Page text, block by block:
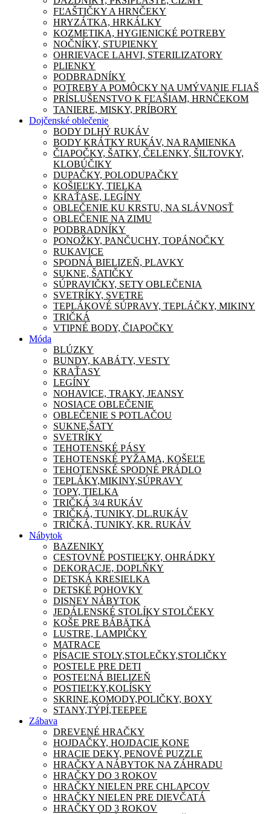
FĽAŠTIČKY A HRNČEKY
HRYZÁTKA, HRKÁLKY
KOZMETIKA, HYGIENICKÉ POTREBY
NOČNÍKY, STUPIENKY
OHRIEVACE LAHVI, STERILIZATORY
PLIENKY
PODBRADNÍKY
POTREBY A POMÔCKY NA UMÝVANIE FLIAŠ
PRÍSLUŠENSTVO K FĽAŠIAM, HRNČEKOM
TANIERE, MISKY, PRÍBORY
Dojčenské oblečenie
BODY DLHÝ RUKÁV
BODY KRÁTKY RUKÁV, NA RAMIENKA
ČIAPOČKY, ŠATKY, ČELENKY, ŠILTOVKY,
KLOBÚČIKY
DUPAČKY, POLODUPAČKY
KOŠIEĽKY, TIELKA
KRAŤASE, LEGÍNY
OBLEČENIE KU KRSTU, NA SLÁVNOSŤ
OBLEČENIE NA ZIMU
PODBRADNÍKY
PONOŽKY, PANČUCHY, TOPÁNOČKY
RUKAVICE
SPODNÁ BIELIZEŇ, PLAVKY
SUKNE, ŠATIČKY
SÚPRAVIČKY, SETY OBLEČENIA
SVETRÍKY, SVETRE
TEPLÁKOVÉ SÚPRAVY, TEPLÁČKY, MIKINY
TRIČKÁ
VTIPNÉ BODY, ČIAPOČKY
Móda
BLÚZKY
BUNDY, KABÁTY, VESTY
KRAŤASY
LEGÍNY
NOHAVICE, TRAKY, JEANSY
NOSIACE OBLEČENIE
OBLEČENIE S POTLAČOU
SUKNE,ŠATY
SVETRÍKY
TEHOTENSKÉ PÁSY
TEHOTENSKÉ PYŽAMA, KOŠEĽE
TEHOTENSKÉ SPODNÉ PRÁDLO
TEPLÁKY,MIKINY,SÚPRAVY
TOPY, TIELKA
TRIČKÁ 3/4 RUKÁV
TRIČKÁ, TUNIKY, DL.RUKÁV
TRIČKÁ, TUNIKY, KR. RUKÁV
Nábytok
BAZENIKY
CESTOVNÉ POSTIEĽKY, OHRÁDKY
DEKORACJE, DOPLŇKY
DETSKÁ KRESIELKA
DETSKÉ POHOVKY
DISNEY NÁBYTOK
JEDÁLENSKÉ STOLÍKY STOLČEKY
KOŠE PRE BÁBÄTKÁ
LUSTRE, LAMPIČKY
MATRACE
PÍSACIE STOLY,STOLEČKY,STOLIČKY
POSTELE PRE DETI
POSTEĽNÁ BIELIZEŇ
POSTIEĽKY,KOLÍSKY
SKRINE,KOMODY,POLIČKY, BOXY
STANY,TÝPÍ,TEEPEE
Zábava
DREVENÉ HRAČKY
HOJDAČKY, HOJDACIE KONE
HRACIE DEKY, PENOVÉ PUZZLE
HRAČKY A NÁBYTOK NA ZÁHRADU
HRAČKY DO 3 ROKOV
HRAČKY NIELEN PRE CHLAPCOV
HRAČKY NIELEN PRE DIEVČATÁ
HRAČKY OD 3 ROKOV